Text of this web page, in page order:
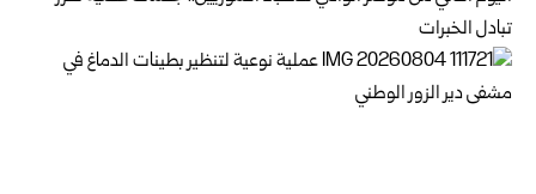
تبادل الخبرات